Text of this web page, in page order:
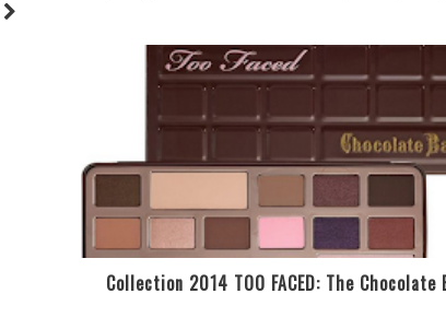
Collection 2014 TOO FACED: The Chocolate